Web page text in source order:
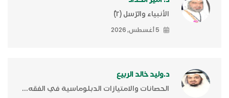
الأنبياء والرّسل (٢)ّ
5 أغسطس, 2026
د.وليد خالد الربيع
الحصانات والامتيازات الدبلوماسية في الفقه...